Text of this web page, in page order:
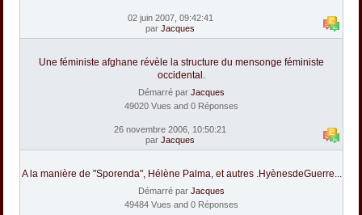
02 juin 2007, 09:42:41
par Jacques
Une féministe afghane révèle la structure du mensonge féministe
occidental.
Démarré par Jacques
49020 Vues and 0 Réponses
26 novembre 2006, 10:50:21
par Jacques
A la manière de "Sporenda", Hélène Palma, et autres .HyènesdeGuerre...
Démarré par Jacques
49484 Vues and 0 Réponses